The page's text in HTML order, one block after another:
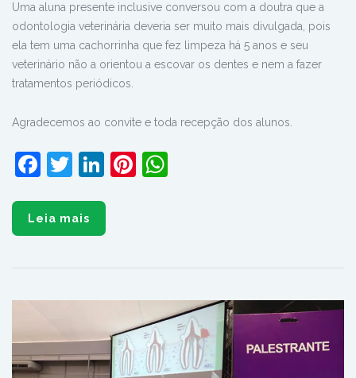
Uma aluna presente inclusive conversou com a doutra que a
odontologia veterinária deveria ser muito mais divulgada, pois
ela tem uma cachorrinha que fez limpeza há 5 anos e seu
veterinário não a orientou a escovar os dentes e nem a fazer
tratamentos periódicos.
Agradecemos ao convite e toda recepção dos alunos.
Facebook
Twitter
LinkedIn
Pinterest
Leia mais